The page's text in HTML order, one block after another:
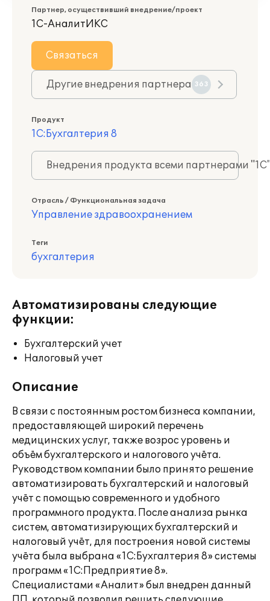
Партнер, осуществивший внедрение/проект
1С-АналитИКС
Связаться
Другие внедрения партнера 363
Продукт
1С:Бухгалтерия 8
Внедрения продукта всеми партнерами
Отрасль / Функциональная задача
Управление здравоохранением
Теги
бухгалтерия
Автоматизированы следующие
функции:
Бухгалтерский учет
Налоговый учет
Описание
В связи с постоянным ростом бизнеса компании,
предоставляющей широкий перечень
медицинских услуг, также возрос уровень и
объём бухгалтерского и налогового учёта.
Руководством компании было принято решение
автоматизировать бухгалтерский и налоговый
учёт с помощью современного и удобного
программного продукта. После анализа рынка
систем, автоматизирующих бухгалтерский и
налоговый учёт, для построения новой системы
учёта была выбрана «1С:Бухгалтерия 8» системы
программ «1С:Предприятие 8».
Специалистами «Аналит» был внедрен данный